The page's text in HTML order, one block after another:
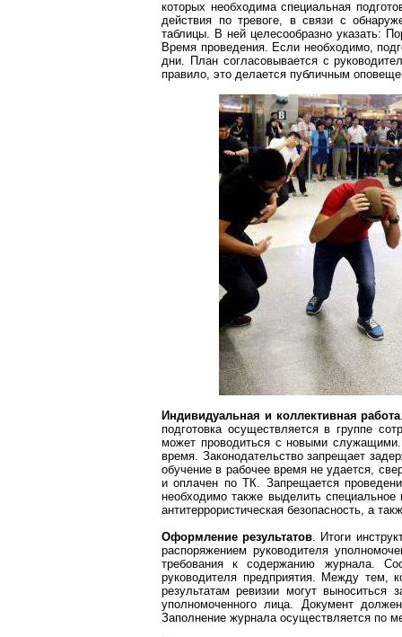
которых необходима специальная
действия по тревоге, в связи с
таблицы. В ней целесообразно указать:
Время проведения. Если необходимо,
дни. План согласовывается с
правило, это делается публичным
Индивидуальная и коллективная работа
подготовка осуществляется в группе
может проводиться с новыми
время. Законодательство запрещает
обучение в рабочее время не удается,
и оплачен по ТК. Запрещается
необходимо также выделить
антитеррористическая безопасность, а
Оформление результатов. Итоги
распоряжением руководителя
требования к содержанию журнала.
руководителя предприятия. Между тем,
результатам ревизии могут
уполномоченного лица. Документ
Заполнение журнала осуществляется по